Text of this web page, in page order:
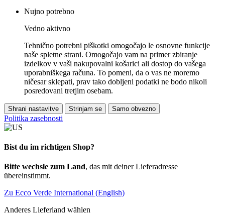
Nujno potrebno
Vedno aktivno
Tehnično potrebni piškotki omogočajo le osnovne funkcije
naše spletne strani. Omogočajo vam na primer zbiranje
izdelkov v vaši nakupovalni košarici ali dostop do vašega
uporabniškega računa. To pomeni, da o vas ne moremo
ničesar sklepati, prav tako dobljeni podatki ne bodo nikoli
posredovani tretjim osebam.
Shrani nastavitve Strinjam se Samo obvezno
Politika zasebnosti
Bist du im richtigen Shop?
Bitte wechsle zum Land, das mit deiner Lieferadresse
übereinstimmt.
Zu Ecco Verde International (English)
Anderes Lieferland wählen